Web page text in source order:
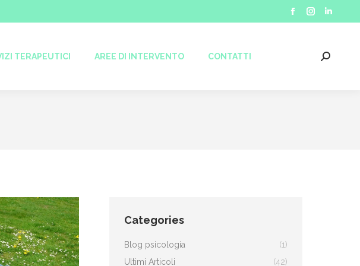
FacebookInstagram
TERAPEUTICI AREE DI INTERVENTO CONTATTI Search:
Categories
Blog psicologia
(1)
Ultimi Articoli
(42)
Search: